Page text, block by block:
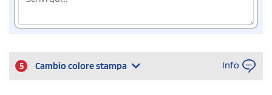
5 Cambio colore stampa Info